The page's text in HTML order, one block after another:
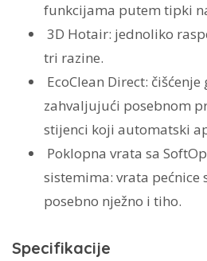
funkcijama putem tipki
3D Hotair: jednoliko
tri razine.
EcoClean Direct:
zahvaljujući posebnom
stijenci koji automatski
Poklopna vrata sa
sistemima: vrata pećnice
posebno nježno i tiho.
Specifikacije